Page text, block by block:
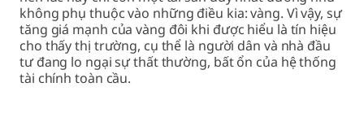
không phụ thuộc vào những điều kia: vàng. Vì vậy, sự
tăng giá mạnh của vàng đôi khi được hiểu là tín hiệu
cho thấy thị trường, cụ thể là người dân và nhà đầu
tư đang lo ngại sự thất thường, bất ổn của hệ thống
tài chính toàn cầu.